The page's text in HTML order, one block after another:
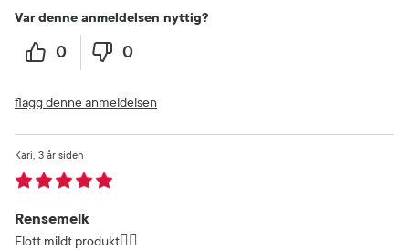
Var denne anmeldelsen nyttig?
0 0
flagg denne anmeldelsen
Rensemelk
3 år siden
Kari
Flott mildt produkt👍🏻